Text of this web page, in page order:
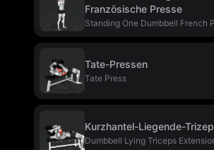
Französische Presse
Standing One Dumbbell French
Tate-Pressen
Tate Press
Kurzhantel-Liegende-
Dumbbell Lying Triceps